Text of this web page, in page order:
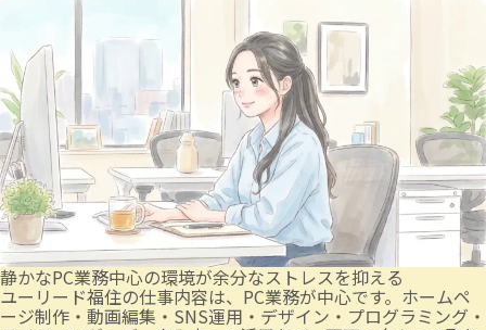
静かなPC業務中心の環境が余分なストレスを抑える
ユーリード福住の仕事内容は、PC業務が中心です。ホームペ
ージ制作・動画編集・SNS運用・デザイン・プログラミング・